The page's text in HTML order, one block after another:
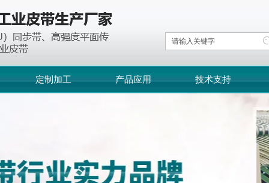
定制加工 产品应用 技术支持